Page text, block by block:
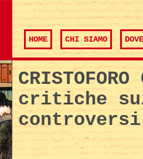
HOME CHI SIAMO
critiche